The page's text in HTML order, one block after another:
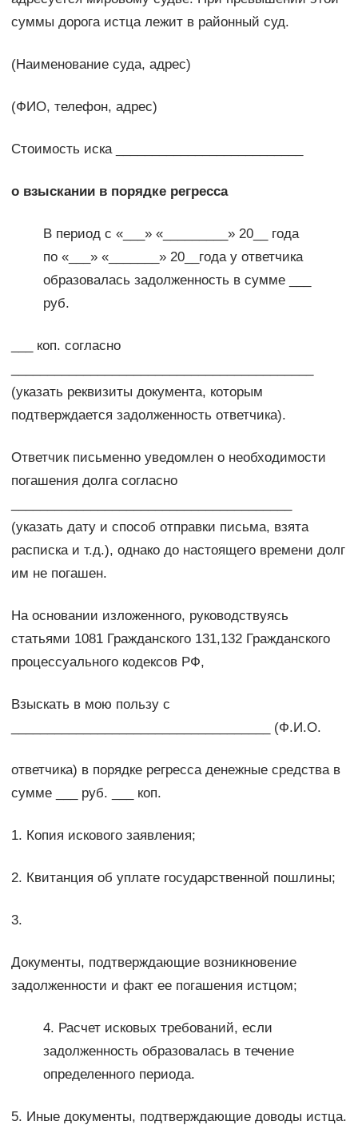
суммы дорога истца лежит в районный суд.
(Наименование суда, адрес)
(ФИО, телефон, адрес)
Стоимость иска __________________________
о взыскании в порядке регресса
В период с «___» «_________» 20__ года
по «___» «_______» 20__года у ответчика
образовалась задолженность в сумме ___
руб.
___ коп. согласно
(указать реквизиты документа, которым
подтверждается задолженность ответчика).
Ответчик письменно уведомлен о необходимости
погашения долга согласно
(указать дату и способ отправки письма, взята
расписка и т.д.), однако до настоящего времени долг
им не погашен.
На основании изложенного, руководствуясь
статьями 1081 Гражданского 131,132 Гражданского
процессуального кодексов РФ,
Взыскать в мою пользу с
____________________________________ (Ф.И.О.
ответчика) в порядке регресса денежные средства в
сумме ___ руб. ___ коп.
1. Копия искового заявления;
2. Квитанция об уплате государственной пошлины;
3.
Документы, подтверждающие возникновение
задолженности и факт ее погашения истцом;
4. Расчет исковых требований, если
задолженность образовалась в течение
определенного периода.
5. Иные документы, подтверждающие доводы истца.